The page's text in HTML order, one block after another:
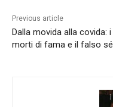
Previous article
Dalla movida alla covida: i
morti di fama e il falso sé